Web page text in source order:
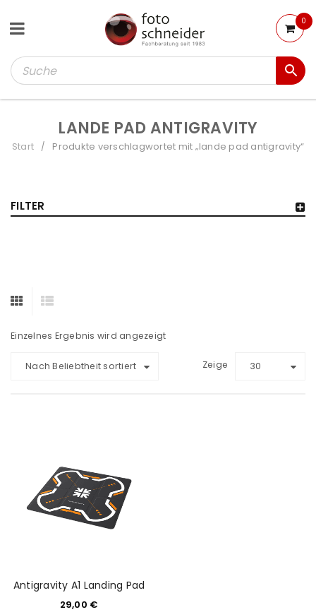
0
LANDE PAD ANTIGRAVITY
Start / Produkte verschlagwortet mit „lande pad antigravity“
FILTER
Einzelnes Ergebnis wird angezeigt
Nach Beliebtheit sortiert Zeige 30
Antigravity A1 Landing Pad
29,00 €